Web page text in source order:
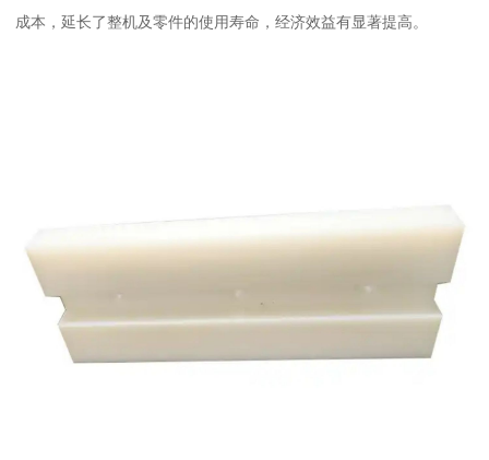
成本，延长了整机及零件的使用寿命，经济效益有显著提高。